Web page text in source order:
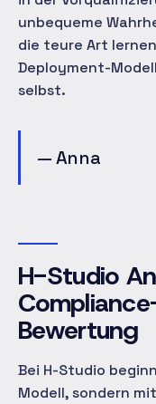
unbequeme
die teure Art
Deployment-
selbst.
— Anna
H-Studio
Bewertung
Bei H-Studio
Modell, sondern